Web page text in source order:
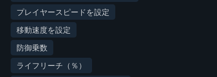
プレイヤースピードを設定
移動速度を設定
防御乗数
ライフリーチ（％）